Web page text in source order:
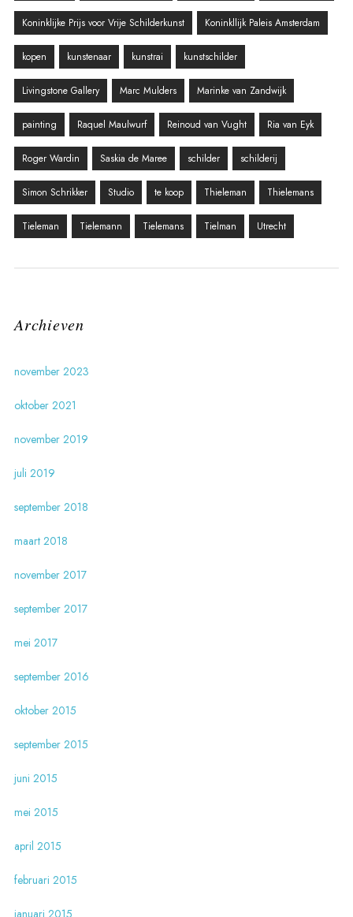
Koninklijke Prijs voor Vrije Schilderkunst Koninkllijk Paleis Amsterdam
kopen kunstenaar kunstrai kunstschilder
Livingstone Gallery Marc Mulders Marinke van Zandwijk
painting Raquel Maulwurf Reinoud van Vught Ria van Eyk
Roger Wardin Saskia de Maree schilder schilderij
Simon Schrikker Studio te koop Thieleman Thielemans
Tieleman Tielemann Tielemans Tielman Utrecht
Archieven
november 2023
oktober 2021
november 2019
juli 2019
september 2018
maart 2018
november 2017
september 2017
mei 2017
september 2016
oktober 2015
september 2015
juni 2015
mei 2015
april 2015
februari 2015
januari 2015